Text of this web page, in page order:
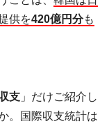
供を420億円分も
支 」だけご紹介し
。国際収支統計は